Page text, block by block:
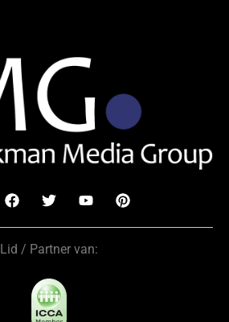
Lid / Partner van: